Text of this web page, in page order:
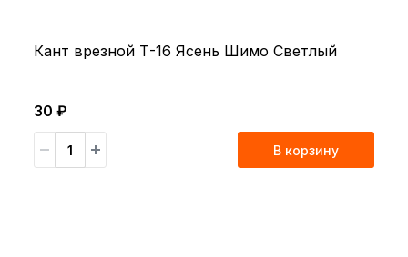
Кант врезной Т-16 Ясень Шимо Светлый
30 ₽
В корзину